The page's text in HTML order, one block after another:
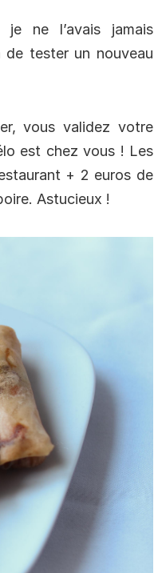
ne l’avais jamais
de tester un nouveau
vous validez votre
est chez vous ! Les
+ 2 euros de
Astucieux !